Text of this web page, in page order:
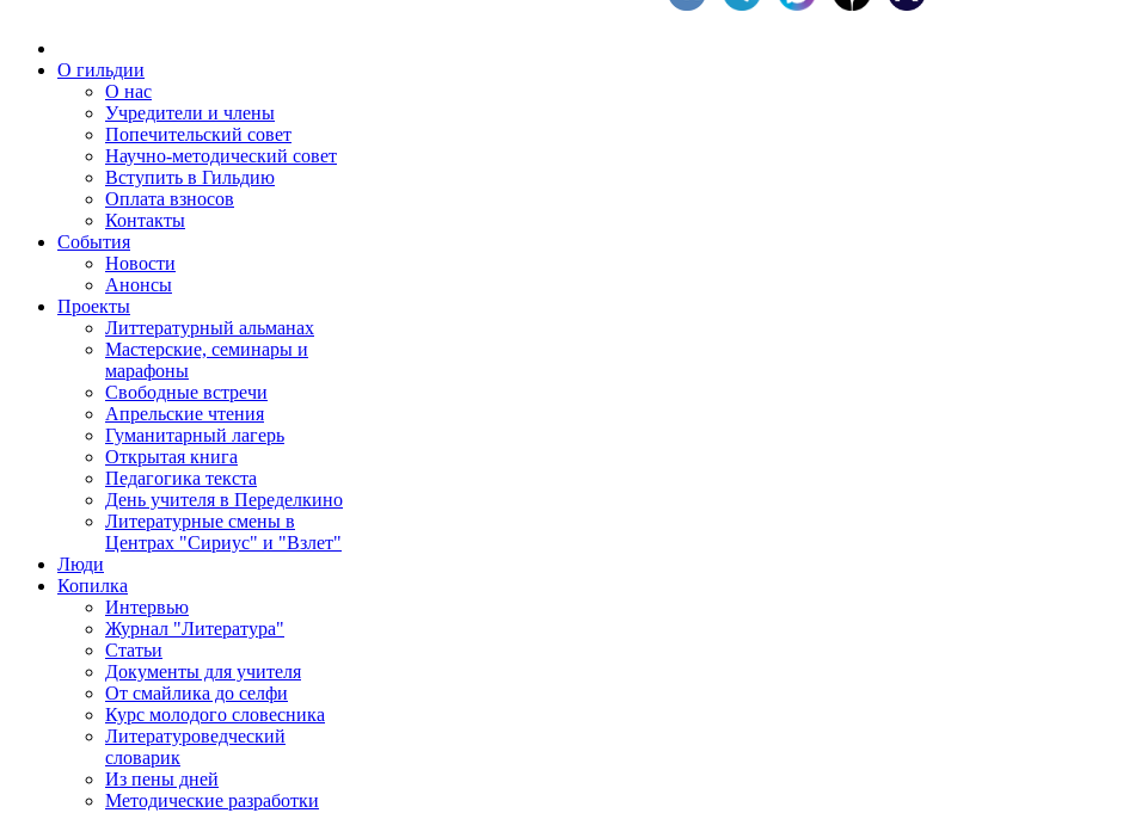
О гильдии
О нас
Учредители и члены
Попечительский совет
Научно-методический совет
Вступить в Гильдию
Оплата взносов
Контакты
События
Новости
Анонсы
Проекты
Литтературный альманах
Мастерские, семинары и
марафоны
Свободные встречи
Апрельские чтения
Гуманитарный лагерь
Открытая книга
Педагогика текста
День учителя в Переделкино
Литературные смены в
Центрах "Сириус" и "Взлет"
Люди
Копилка
Интервью
Журнал "Литература"
Статьи
Документы для учителя
От смайлика до селфи
Курс молодого словесника
Литературоведческий
словарик
Из пены дней
Методические разработки